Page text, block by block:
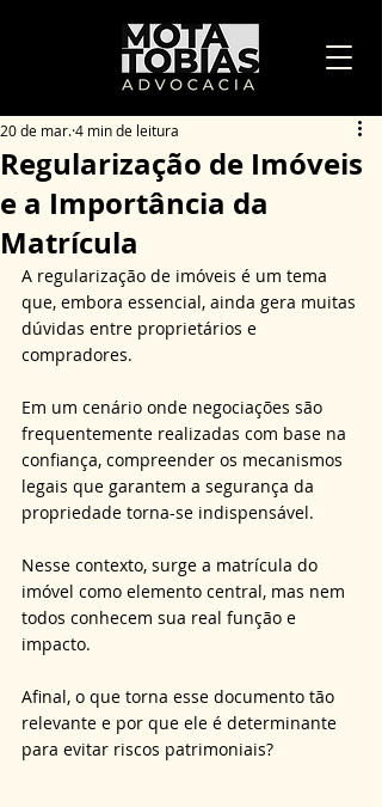
Regularização de Imóveis
e a Importância da
Matrícula
20 de mar.4 min de leitura
A regularização de imóveis é um tema
que, embora essencial, ainda gera muitas
dúvidas entre proprietários e
compradores.
Em um cenário onde negociações são
frequentemente realizadas com base na
confiança, compreender os mecanismos
legais que garantem a segurança da
propriedade torna-se indispensável.
Nesse contexto, surge a matrícula do
imóvel como elemento central, mas nem
todos conhecem sua real função e
impacto.
Afinal, o que torna esse documento tão
relevante e por que ele é determinante
para evitar riscos patrimoniais?